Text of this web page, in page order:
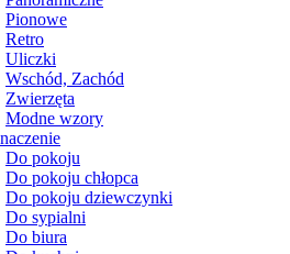
Pionowe
Retro
Uliczki
Wschód, Zachód
Zwierzęta
Modne wzory
Do pokoju
Do pokoju chłopca
Do pokoju dziewczynki
Do sypialni
Do biura